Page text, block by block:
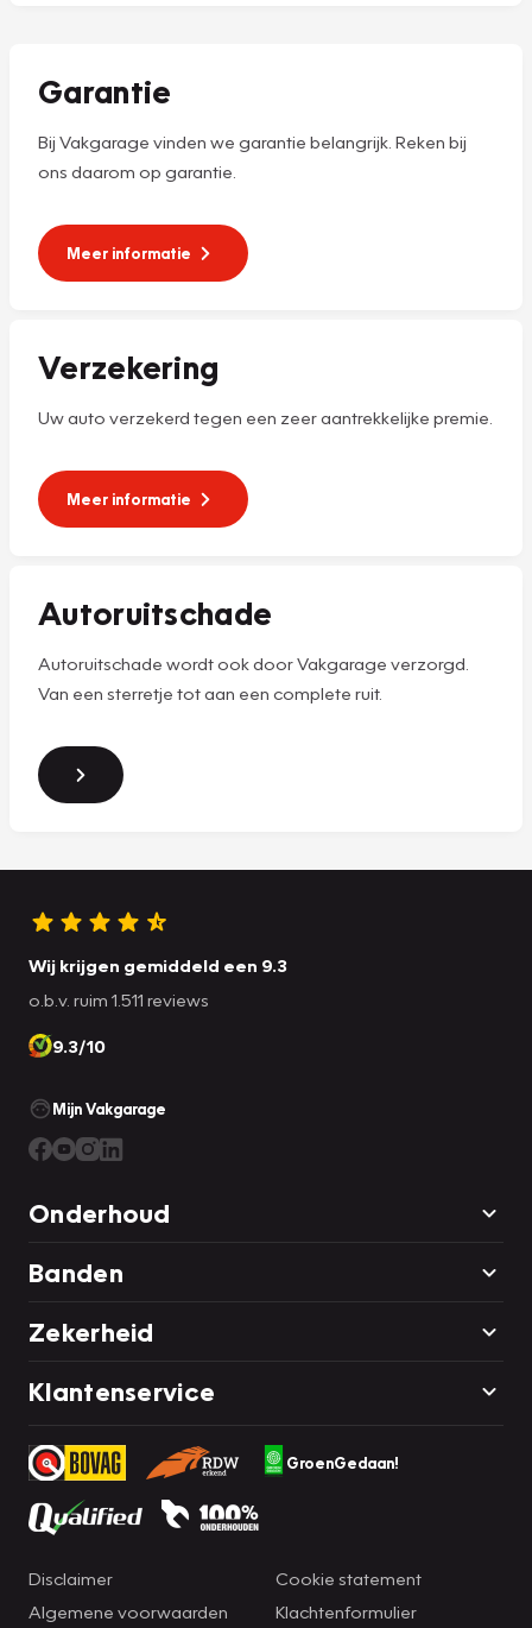
Garantie
Bij Vakgarage vinden we garantie belangrijk. Reken bij
ons daarom op garantie.
Meer informatie
Verzekering
Uw auto verzekerd tegen een zeer aantrekkelijke premie.
Meer informatie
Autoruitschade
Autoruitschade wordt ook door Vakgarage verzorgd.
Van een sterretje tot aan een complete ruit.
Wij krijgen gemiddeld een 9.3
o.b.v. ruim 1.511 reviews
9.3/10
Mijn Vakgarage
Onderhoud
Banden
Zekerheid
Klantenservice
GroenGedaan!
Disclaimer
Algemene voorwaarden
Cookie statement
Klachtenformulier